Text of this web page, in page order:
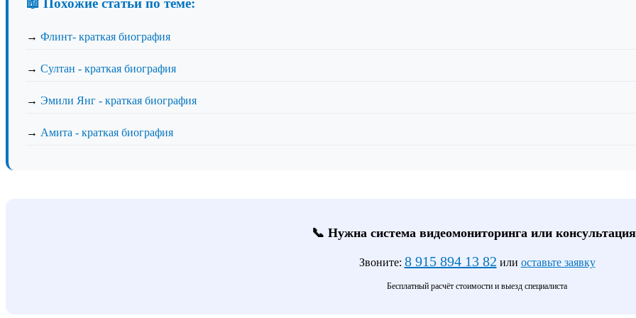
📖 Похожие статьи по теме:
→ Флинт- краткая биография
→ Султан - краткая биография
→ Эмили Янг - краткая биография
→ Амита - краткая биография
📞 Нужна система видеомониторинга или
Звоните: 8 915 894 13 82 или оставьте заявку
Бесплатный расчёт стоимости и выезд специалиста